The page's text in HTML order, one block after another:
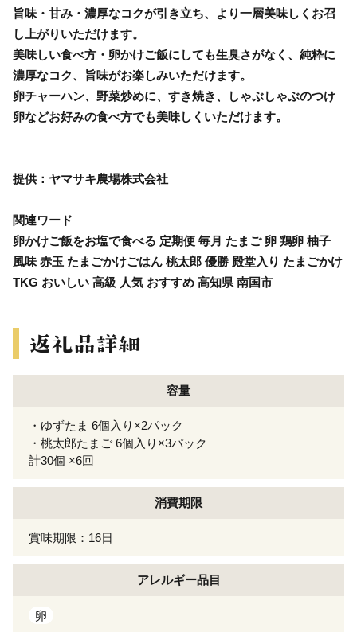
旨味・甘み・濃厚なコクが引き立ち、より一層美味しくお召
し上がりいただけます。
美味しい食べ方・卵かけご飯にしても生臭さがなく、純粋に
濃厚なコク、旨味がお楽しみいただけます。
卵チャーハン、野菜炒めに、すき焼き、しゃぶしゃぶのつけ
卵などお好みの食べ方でも美味しくいただけます。
提供：ヤマサキ農場株式会社
関連ワード
卵かけご飯をお塩で食べる 定期便 毎月 たまご 卵 鶏卵 柚子
風味 赤玉 たまごかけごはん 桃太郎 優勝 殿堂入り たまごかけ
TKG おいしい 高級 人気 おすすめ 高知県 南国市
容量
・ゆずたま 6個入り×2パック
・桃太郎たまご 6個入り×3パック
計30個 ×6回
消費期限
賞味期限：16日
アレルギー品目
卵